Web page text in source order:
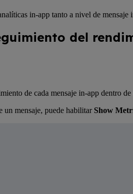
in-app tanto a nivel de
del
de cada mensaje in-app dentro
un mensaje, puede habilitar Show